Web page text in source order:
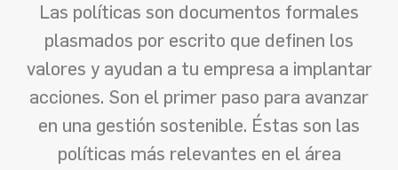
Las políticas son documentos formales
plasmados por escrito que definen los
valores y ayudan a tu empresa a implantar
acciones. Son el primer paso para avanzar
en una gestión sostenible. Éstas son las
políticas más relevantes en el área